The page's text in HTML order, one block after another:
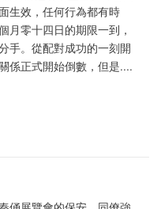
生效，任何行為都有時
月零十四日的期限一到，
手。從配對成功的一刻開
係正式開始倒數，但是....